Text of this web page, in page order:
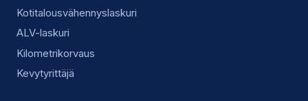
Kotitalousvähennyslaskuri
ALV-laskuri
Kilometrikorvaus
Kevytyrittäjä